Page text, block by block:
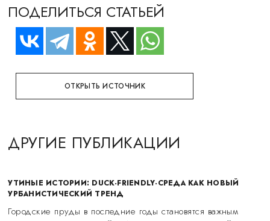
ПОДЕЛИТЬСЯ СТАТЬЕЙ
ОТКРЫТЬ ИСТОЧНИК
ДРУГИЕ ПУБЛИКАЦИИ
УТИНЫЕ ИСТОРИИ: DUCK-FRIENDLY-СРЕДА КАК НОВЫЙ
УРБАНИСТИЧЕСКИЙ ТРЕНД
Городские пруды в последние годы становятся важным